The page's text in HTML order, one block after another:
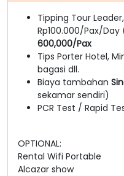
Tipping Tour
Rp100.000/Pax/Day
600,000/Pax
Tips Porter Hotel,
bagasi dll.
Biaya tambahan
sekamar sendiri)
PCR Test / Rapid
OPTIONAL:
Rental Wifi Portable
Alcazar show